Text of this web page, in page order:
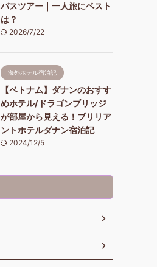
バスツアー｜一人旅にベスト
は？
2026/7/22
海外ホテル宿泊記
【ベトナム】ダナンのおすす
めホテル/ドラゴンブリッジ
が部屋から見える！ブリリア
ントホテルダナン宿泊記
2024/12/5